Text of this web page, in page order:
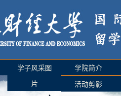
学子风采图
片
学院简介
活动剪影